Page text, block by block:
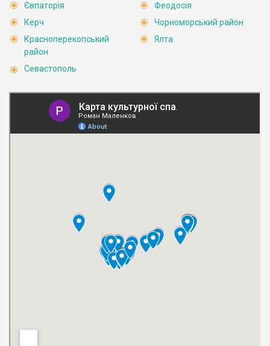
Євпаторія
Керч
Красноперекопський
район
Севастополь
Феодосія
Чорноморський район
Ялта